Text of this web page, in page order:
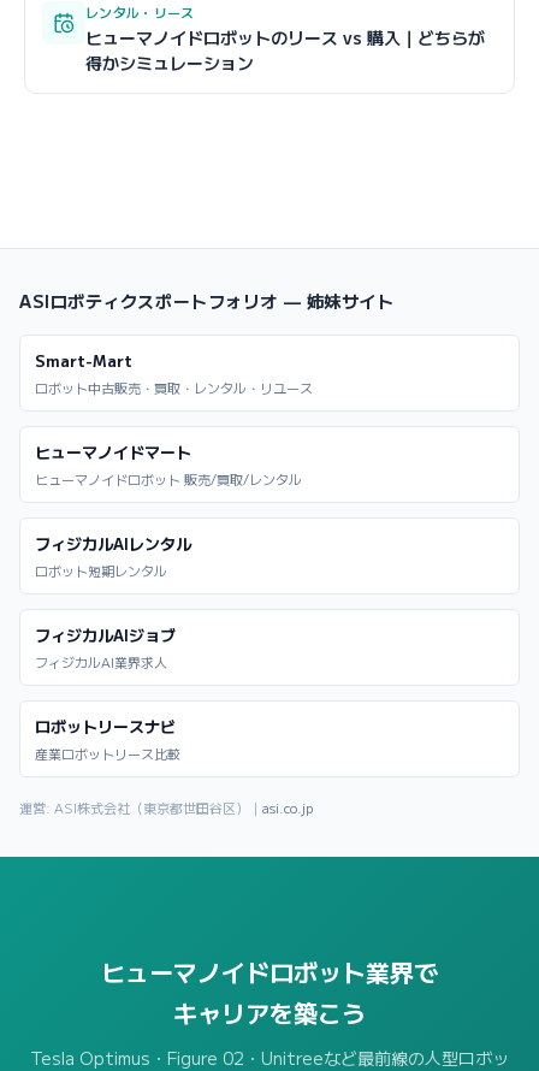
レンタル・リース
ヒューマノイドロボットのリース vs 購入｜どちらが
得かシミュレーション
ASIロボティクスポートフォリオ — 姉妹サイト
Smart-Mart
ロボット中古販売・買取・レンタル・リユース
ヒューマノイドマート
ヒューマノイドロボット 販売/買取/レンタル
フィジカルAIレンタル
ロボット短期レンタル
フィジカルAIジョブ
フィジカルAI業界求人
ロボットリースナビ
産業ロボットリース比較
運営: ASI株式会社（東京都世田谷区）｜ asi.co.jp
ヒューマノイドロボット業界で
キャリアを築こう
Tesla Optimus・Figure 02・Unitreeなど最前線の人型ロボッ